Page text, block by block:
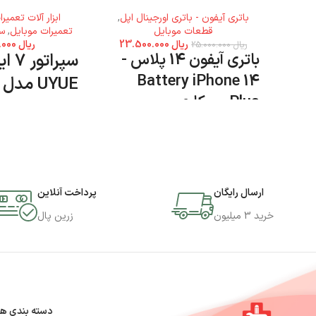
باتری آیفون - باتری اورجینال اپل,
قطعات موبایل
ریال25.000.000 ریال23.500.000
باتری آیفون 14 پلاس -
Battery iPhone 14
Plus - روکاری
ابزار آلات
تعمیرات موبایل,
ریال
UYUE مدل 948T
ارسال رایگان
خرید 3 میلیون
پرداخت آنلاین
زرین پال
دسته بندی